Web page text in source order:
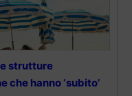
strutture
hanno ‘subito’